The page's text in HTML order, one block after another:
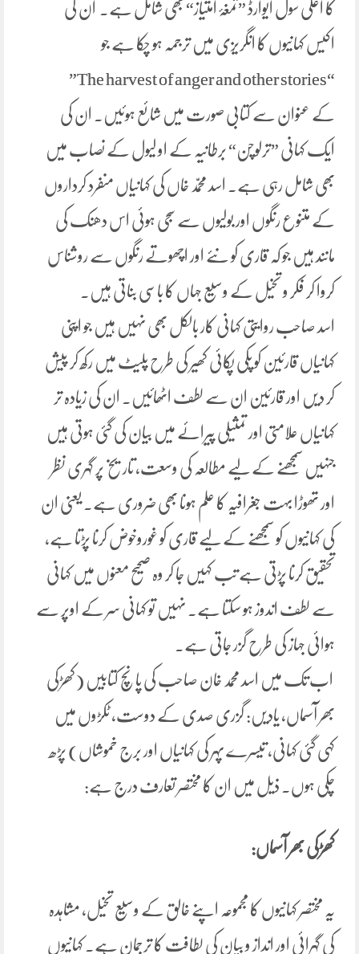
کا اعلٰی سول ایوارڈ ”تمغۂ امتیاز“ بھی شامل ہے۔ ان کی
اکیس کہانیوں کا انگریزی میں ترجمہ ہو چکا ہے جو
“The harvest of anger and other stories”
کے عنوان سے کتابی صورت میں شائع ہوئیں۔ ان کی
ایک کہانی ”ترلوچن“ برطانیہ کے او لیول کے نصاب میں
بھی شامل رہی ہے۔ اسد محمّد خاں کی کہانیاں منفرد کرداروں
کے متنوع رنگوں اور بولیوں سے سجی ہوئی اس دھنک کی
مانند ہیں جو کہ قاری کو نئے اور اچھوتے رنگوں سے روشناس
کروا کر فکر و تخیل کے وسیع جہاں کا باسی بناتی ہیں۔
اسد صاحب روایتی کہانی کار بالکل بھی نہیں ہیں جو اپنی
کہانیاں قارئین کو پکی پکائی کھیر کی طرح پلیٹ میں رکھ کر پیش
کر دیں اور قارئین ان سے لطف اٹھائیں۔ ان کی زیادہ تر
کہانیاں علامتی اور تمثیلی پیرائے میں بیان کی گئی ہوتی ہیں
جنہیں سمجھنے کے لیے مطالعہ کی وسعت، تاریخ پر گہری نظر
اور تھوڑا بہت جغرافیہ کا علم ہونا بھی ضروری ہے۔ یعنی ان
کی کہانیوں کو سمجھنے کے لیے قاری کو غوروخوض کرنا پڑتا ہے،
تحقیق کرنا پڑتی ہے تب کہیں جا کر وہ صحیح معنوں میں کہانی
سے لطف اندوز ہو سکتا ہے۔ نہیں تو کہانی سر کے اوپر سے
ہوائی جہاز کی طرح گزر جاتی ہے۔
اب تک میں اسد محمد خان صاحب کی پانچ کتابیں (کھڑکی
بھر آسماں، یادیں: گزری صدی کے دوست، ٹکڑوں میں
کہی گئی کہانی، تیسرے پہر کی کہانیاں اور برج خموشاں) پڑھ
چکی ہوں۔ ذیل میں ان کا مختصر تعارف درج ہے:
کھڑکی بھر آسماں:
یہ مختصر کہانیوں کا مجموعہ اپنے خالق کے وسیع تخیل، مشاہدہ
کی گہرائی اور انداز و بیان کی لطافت کا ترجمان ہے۔ کہانیوں